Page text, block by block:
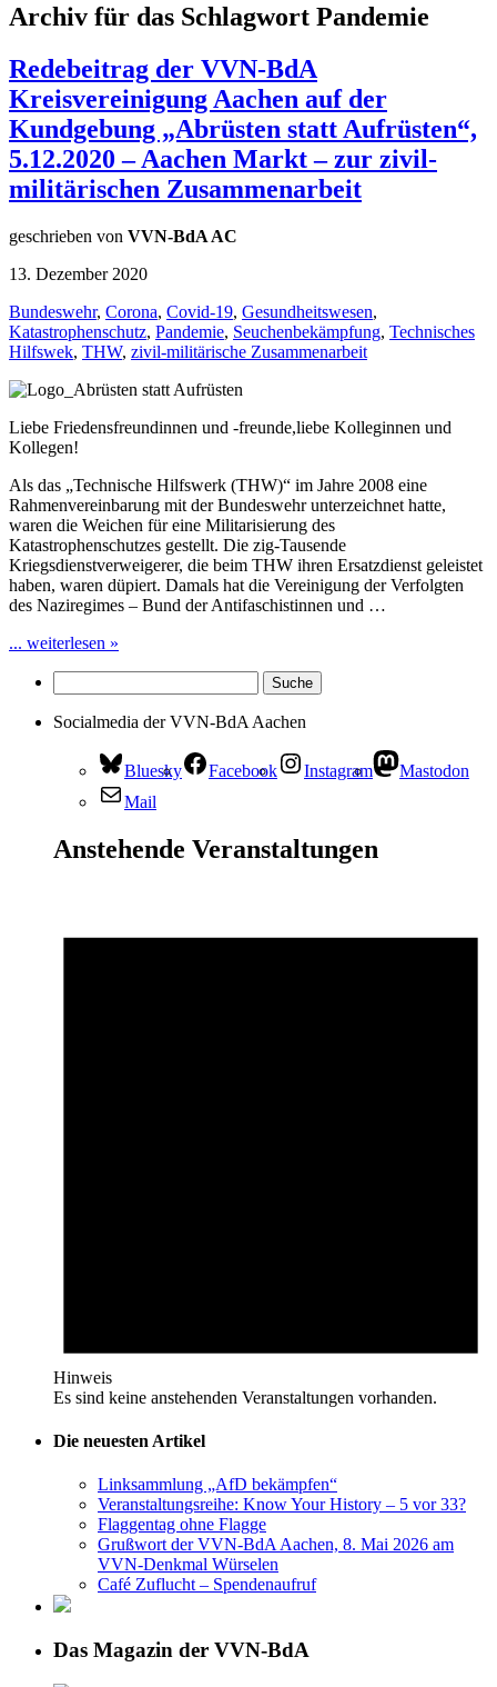
Archiv für das Schlagwort Pandemie
Redebeitrag der VVN-BdA
Kreisvereinigung Aachen auf der
Kundgebung „Abrüsten statt Aufrüsten“,
5.12.2020 – Aachen Markt – zur zivil-
militärischen Zusammenarbeit
geschrieben von VVN-BdA AC
13. Dezember 2020
Bundeswehr, Corona, Covid-19, Gesundheitswesen,
Katastrophenschutz, Pandemie, Seuchenbekämpfung, Technisches
Hilfswek, THW, zivil-militärische Zusammenarbeit
Liebe Friedensfreundinnen und -freunde,liebe Kolleginnen und
Kollegen!
Als das „Technische Hilfswerk (THW)“ im Jahre 2008 eine
Rahmenvereinbarung mit der Bundeswehr unterzeichnet hatte,
waren die Weichen für eine Militarisierung des
Katastrophenschutzes gestellt. Die zig-Tausende
Kriegsdienstverweigerer, die beim THW ihren Ersatzdienst geleistet
haben, waren düpiert. Damals hat die Vereinigung der Verfolgten
des Naziregimes – Bund der Antifaschistinnen und …
... weiterlesen »
Socialmedia der VVN-BdA Aachen
Bluesky Facebook Instagram
Mastodon
Mail
Anstehende Veranstaltungen
Hinweis
Es sind keine anstehenden Veranstaltungen vorhanden.
Die neuesten Artikel
Linksammlung „AfD bekämpfen“
Veranstaltungsreihe: Know Your History – 5 vor 33?
Flaggentag ohne Flagge
Grußwort der VVN-BdA Aachen, 8. Mai 2026 am
VVN-Denkmal Würselen
Café Zuflucht – Spendenaufruf
Das Magazin der VVN-BdA